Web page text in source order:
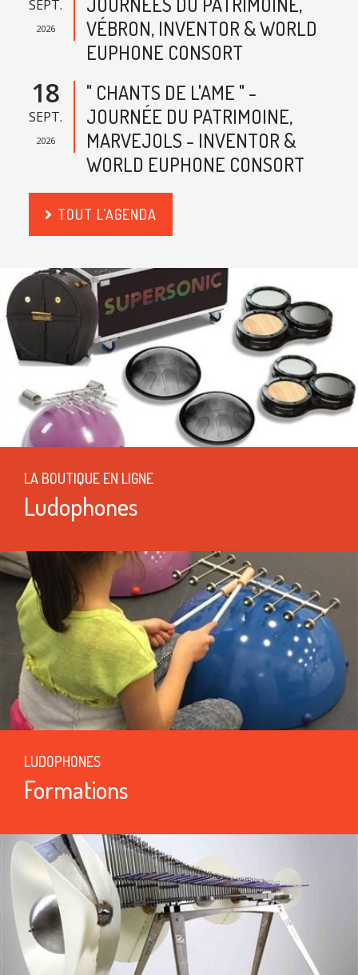
SEPT.
2026
VÉBRON, INVENTOR & WORLD
EUPHONE CONSORT
18
SEPT.
2026
" CHANTS DE L'AME " -
JOURNÉE DU PATRIMOINE,
MARVEJOLS - INVENTOR &
WORLD EUPHONE CONSORT
TOUT L'AGENDA
LA BOUTIQUE EN LIGNE
Ludophones
LUDOPHONES
Formations